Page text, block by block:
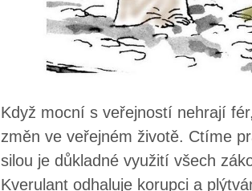
Když mocní s veřejností nehrají
změn ve veřejném životě. Ctíme
silou je důkladné využití všech
Kverulant odhaluje korupci a